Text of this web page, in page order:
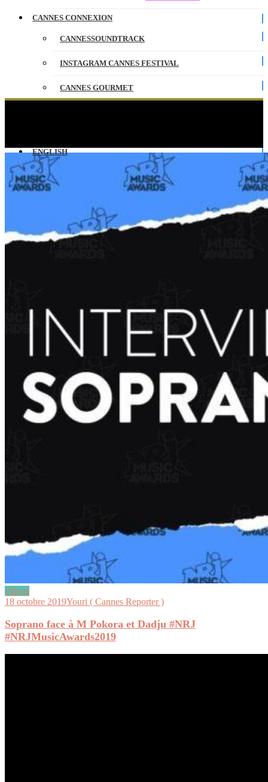
CANNES CONNEXION
CANNESSOUNDTRACK
INSTAGRAM CANNES FESTIVAL
CANNES GOURMET
ENGLISH
videos
18 octobre 2019Youri ( Cannes Reporter )
Soprano face à M Pokora et Dadju #NRJ
#NRJMusicAwards2019